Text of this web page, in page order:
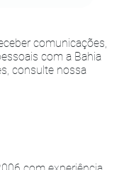
comunicações,
com a Bahia
consulte nossa